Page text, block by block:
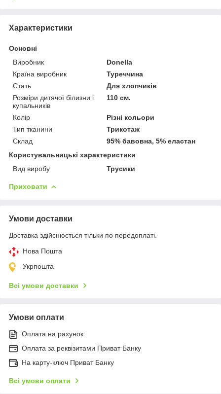
Характеристики
Основні
Виробник
Donella
Країна виробник
Туреччина
Стать
Для хлопчиків
Розміри дитячої білизни і
купальників
110 см.
Колір
Різні кольори
Тип тканини
Трикотаж
Склад
95% бавовна, 5% еластан
Користувальницькі характеристики
Вид виробу
Трусики
Приховати
Умови доставки
Доставка здійснюється тільки по передоплаті.
Нова Пошта
Укрпошта
Всі умови доставки
Умови оплати
Оплата на рахунок
Оплата за реквізитами Приват Банку
На карту-ключ Приват Банку
Всі умови оплати